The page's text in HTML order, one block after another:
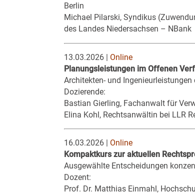
Berlin
Michael Pilarski, Syndikus
des Landes Niedersachsen – NBank
13.03.2026 | Online
Planungsleistungen im Offenen
Architekten- und Ingenieurleistungen
Dozierende:
Bastian Gierling, Fachanwalt für
Elina Kohl, Rechtsanwältin bei LLR
16.03.2026 | Online
Kompaktkurs zur aktuellen
Ausgewählte Entscheidungen
Dozent:
Prof. Dr. Matthias Einmahl,